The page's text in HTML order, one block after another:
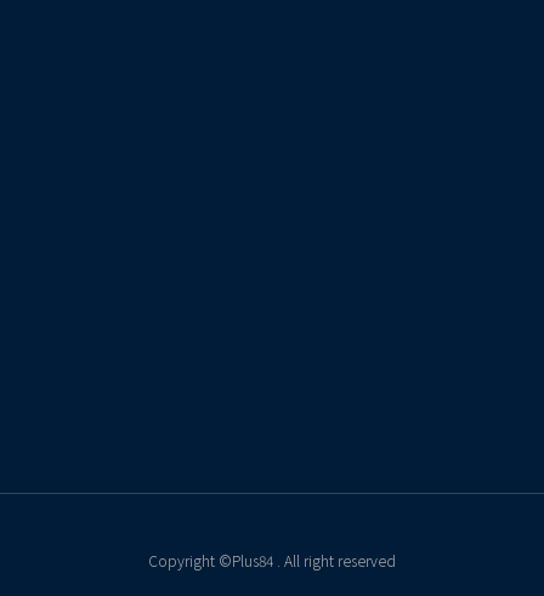
Copyright ©Plus84 . All right reserved